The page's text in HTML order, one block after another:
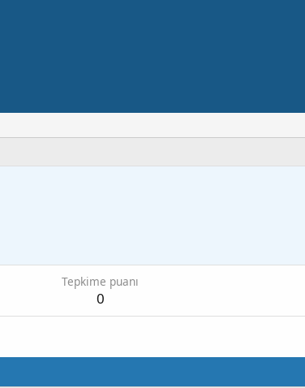
Tepkime puanı
0